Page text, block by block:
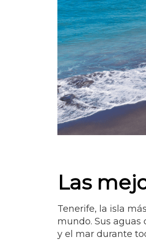
Las
Tenerife, la isla
mundo. Sus aguas
y el mar durante